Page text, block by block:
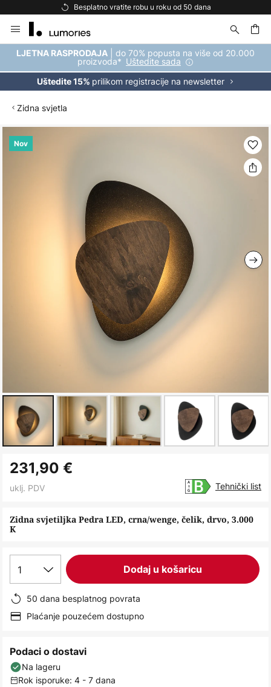
Besplatno vratite robu u roku od 50 dana
to
Content
LJETNA RASPRODAJA | do 70% popusta na više od 20.000
proizvoda* Uštedite sada
Uštedite 15% prilikom registracije na newsletter
Zidna svjetla
Nov
Skip
to
to
the
of
the
Zidna svjetiljka Pedra LED, crna/wenge, čelik, drvo, 3.000
K
231,90 €
uklj. PDV Tehnički list
1 Dodaj u košaricu
50 dana besplatnog povrata
Plaćanje pouzećem dostupno
Podaci o dostavi
Na lageru
Rok isporuke: 4 - 7 dana